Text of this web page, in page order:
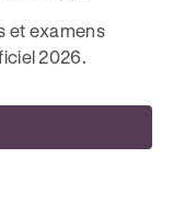
et examens
2026.